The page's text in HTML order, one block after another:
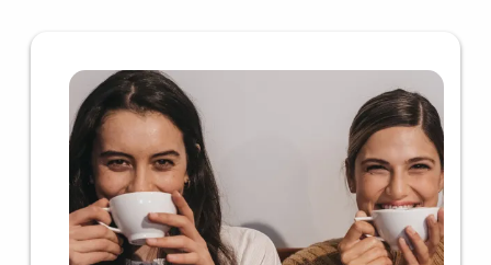
Offer Details